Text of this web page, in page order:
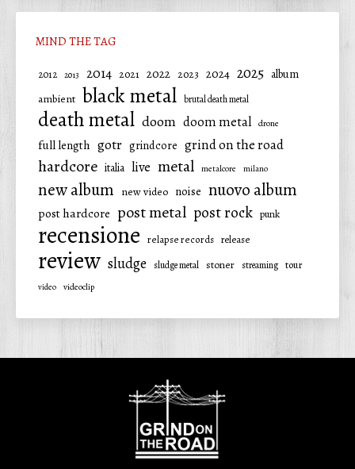
MIND THE TAG
2012 2013 2014 2021 2022 2023 2024 2025 album
ambient black metal brutal death metal
death metal doom doom metal drone
full length gotr grindcore grind on the road
hardcore italia live metal metalcore milano
new album new video noise nuovo album
post hardcore post metal post rock punk
recensione relapse records release
review sludge sludge metal stoner streaming tour
video videoclip